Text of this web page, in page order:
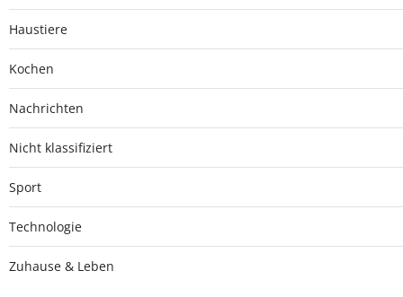
Haustiere
Kochen
Nachrichten
Nicht klassifiziert
Sport
Technologie
Zuhause & Leben